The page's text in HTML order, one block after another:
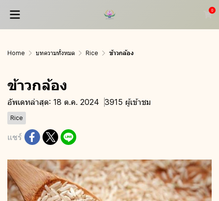
0
Home บทความทั้งหมด Rice ข้าวกล้อง
ข้าวกล้อง
อัพเดทล่าสุด: 18 ต.ค. 2024 3915 ผู้เข้าชม
Rice
แชร์